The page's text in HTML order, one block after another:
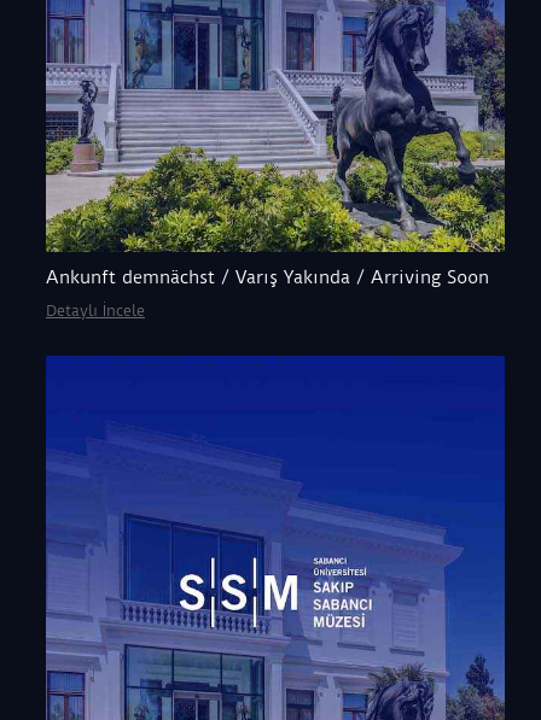
Ankunft demnächst / Varış Yakında / Arriving Soon
Detaylı İncele